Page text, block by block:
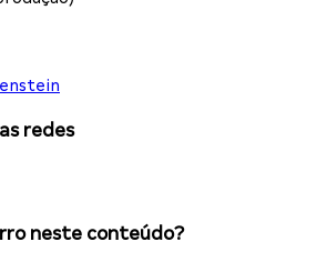
redes
neste conteúdo?